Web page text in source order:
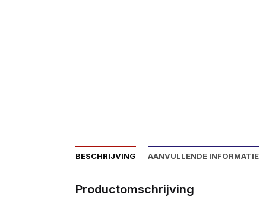
BESCHRIJVING AANVULLENDE INFORMATIE
Productomschrijving